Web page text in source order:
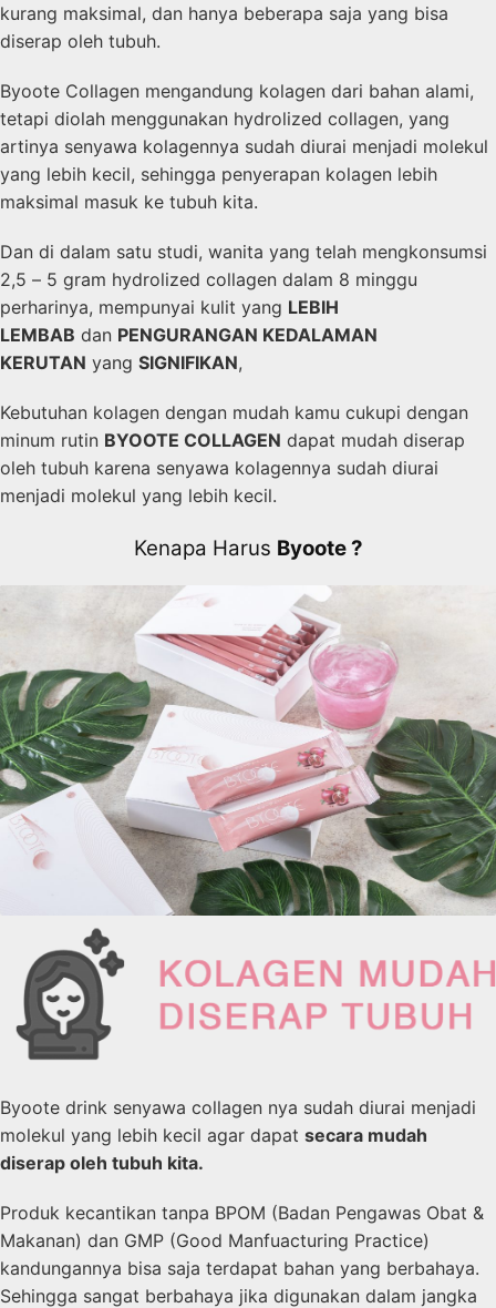
kurang maksimal, dan hanya beberapa saja yang bisa
diserap oleh tubuh.
Byoote Collagen mengandung kolagen dari bahan alami,
tetapi diolah menggunakan hydrolized collagen, yang
artinya senyawa kolagennya sudah diurai menjadi molekul
yang lebih kecil, sehingga penyerapan kolagen lebih
maksimal masuk ke tubuh kita.
Dan di dalam satu studi, wanita yang telah mengkonsumsi
2,5 – 5 gram hydrolized collagen dalam 8 minggu
perharinya, mempunyai kulit yang LEBIH
LEMBAB dan PENGURANGAN KEDALAMAN
KERUTAN yang SIGNIFIKAN,
Kebutuhan kolagen dengan mudah kamu cukupi dengan
minum rutin BYOOTE COLLAGEN dapat mudah diserap
oleh tubuh karena senyawa kolagennya sudah diurai
menjadi molekul yang lebih kecil.
Kenapa Harus Byoote ?​
Byoote drink senyawa collagen nya sudah diurai menjadi
molekul yang lebih kecil agar dapat secara mudah
diserap oleh tubuh kita.
Produk kecantikan tanpa BPOM (Badan Pengawas Obat &
Makanan) dan GMP (Good Manfuacturing Practice)
kandungannya bisa saja terdapat bahan yang berbahaya.
Sehingga sangat berbahaya jika digunakan dalam jangka